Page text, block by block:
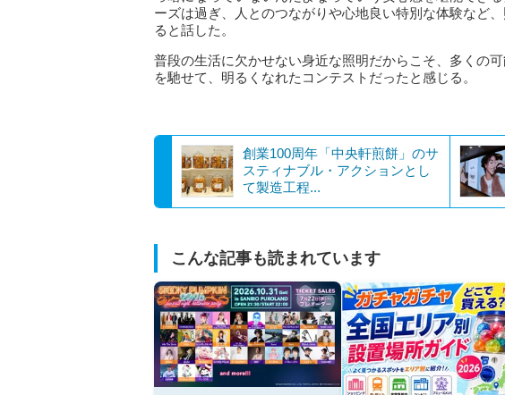
ーズは過ぎ、人とのつながりや心地良い特別な体験など
ると話した。
普段の生活に欠かせない身近な照明だからこそ、多くの
を馳せて、明るくなれたコンテストだったと感じる。
創業100周年「中央軒煎餅」のサ
スティナブル・アクションとし
て製造工程...
こんな記事も読まれています